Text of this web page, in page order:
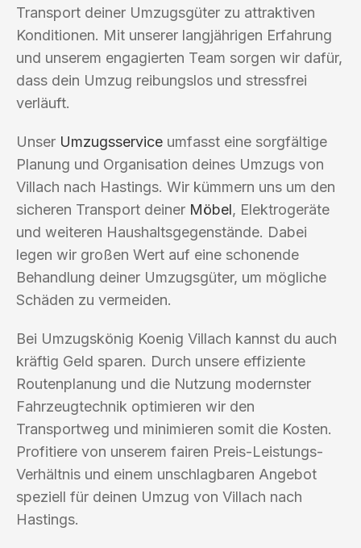
Transport deiner Umzugsgüter zu attraktiven
Konditionen. Mit unserer langjährigen Erfahrung
und unserem engagierten Team sorgen wir dafür,
dass dein Umzug reibungslos und stressfrei
verläuft.
Unser Umzugsservice umfasst eine sorgfältige
Planung und Organisation deines Umzugs von
Villach nach Hastings. Wir kümmern uns um den
sicheren Transport deiner Möbel, Elektrogeräte
und weiteren Haushaltsgegenstände. Dabei
legen wir großen Wert auf eine schonende
Behandlung deiner Umzugsgüter, um mögliche
Schäden zu vermeiden.
Bei Umzugskönig Koenig Villach kannst du auch
kräftig Geld sparen. Durch unsere effiziente
Routenplanung und die Nutzung modernster
Fahrzeugtechnik optimieren wir den
Transportweg und minimieren somit die Kosten.
Profitiere von unserem fairen Preis-Leistungs-
Verhältnis und einem unschlagbaren Angebot
speziell für deinen Umzug von Villach nach
Hastings.